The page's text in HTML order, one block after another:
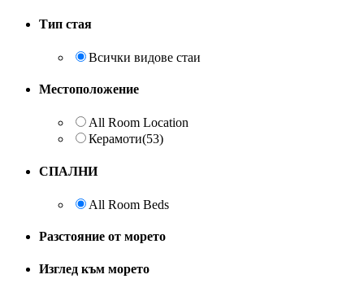
Тип стая
Всички видове стаи
Местоположение
All Room Location
Керамоти(53)
СПАЛНИ
All Room Beds
Разстояние от морето
Изглед към морето